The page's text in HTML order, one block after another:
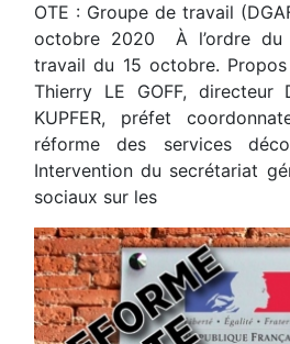
OTE : Groupe de travail
octobre 2020 À l’ordre
travail du 15 octobre.
Thierry LE GOFF,
KUPFER, préfet
réforme des services
Intervention du secrétariat
sociaux sur les